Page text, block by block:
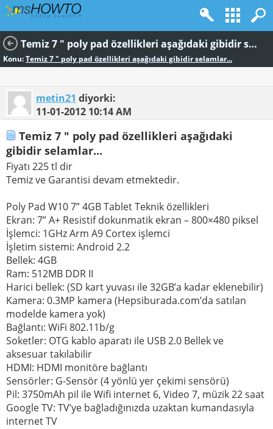
Temiz 7 " poly pad özellikleri aşağıdaki gibidir selamlar...
Konu:Temiz 7 " poly pad özellikleri aşağıdaki gibidir selamlar...
metin21 diyorki:
11-01-2012 10:14 AM
Temiz 7 " poly pad özellikleri aşağıdaki
gibidir selamlar...
Fiyatı 225 tl dir
Temiz ve Garantisi devam etmektedir.
Poly Pad W10 7” 4GB Tablet Teknik özellikleri
Ekran: 7” A+ Resistif dokunmatik ekran – 800×480 piksel
İşlemci: 1GHz Arm A9 Cortex işlemci
İşletim sistemi: Android 2.2
Bellek: 4GB
Ram: 512MB DDR II
Harici bellek: (SD kart yuvası ile 32GB’a kadar eklenebilir)
Kamera: 0.3MP kamera (Hepsiburada.com’da satılan
modelde kamera yok)
Bağlantı: WiFi 802.11b/g
Soketler: OTG kablo aparatı ile USB 2.0 Bellek ve
aksesuar takılabilir
HDMI: HDMI monitöre bağlantı
Sensörler: G-Sensör (4 yönlü yer çekimi sensörü)
Pil: 3750mAh pil ile Wifi internet 6, Video 7, müzik 22 saat
Google TV: TV’ye bağladığınızda uzaktan kumandasıyla
internet TV